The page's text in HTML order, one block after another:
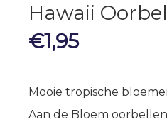
Hawaii
€1,95
Mooie tropische
Aan de Bloem